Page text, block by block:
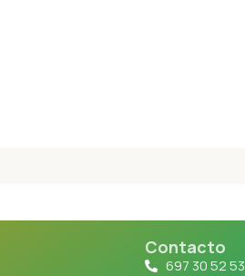
Contacto
697 30 52 53